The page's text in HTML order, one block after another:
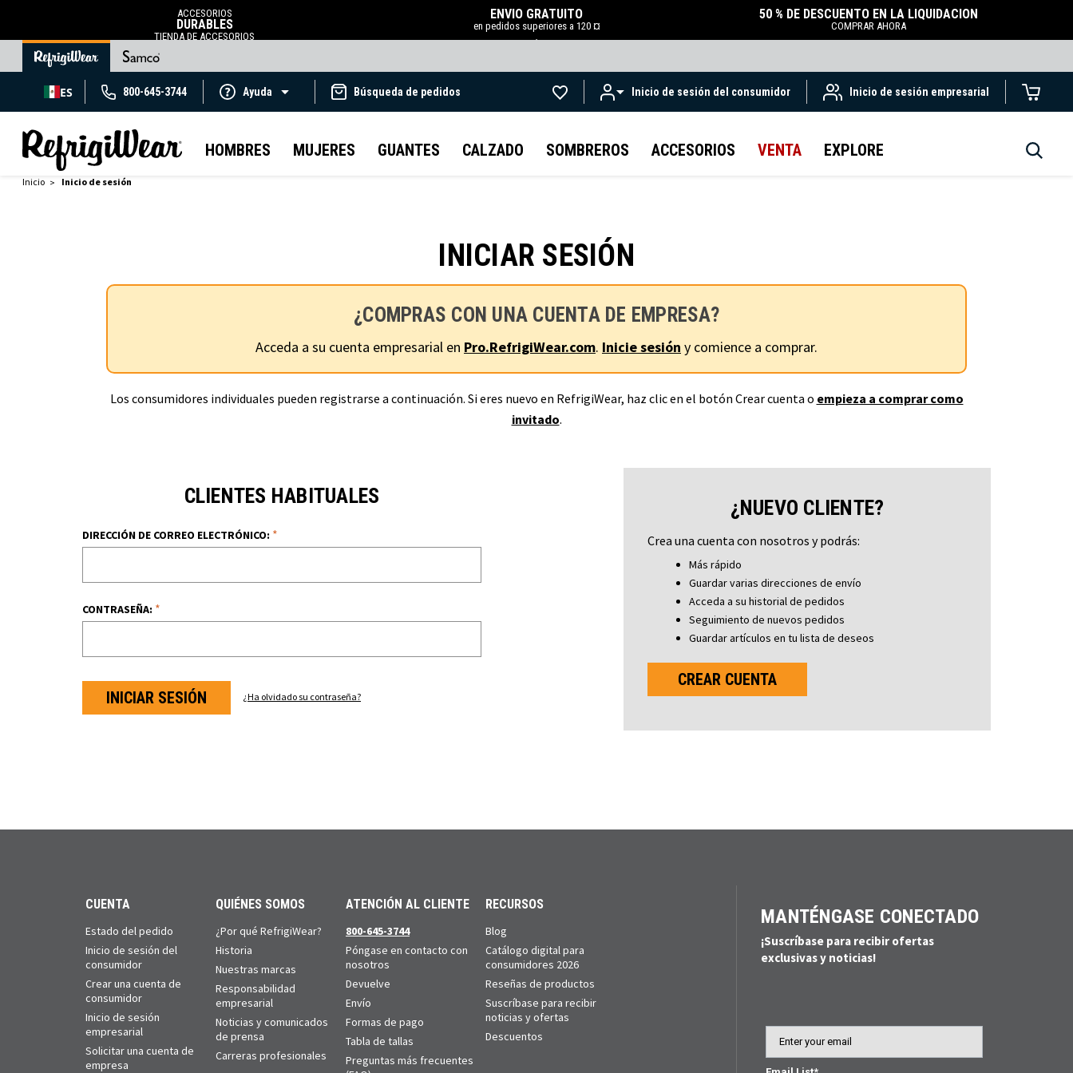
ACCESORIOS
DURABLES
TIENDA DE ACCESORIOS
ENVÍO GRATUITO
en pedidos superiores a 120 ¤
.
50 % DE DESCUENTO EN LA LIQUIDACIÓN
COMPRAR AHORA
ES 800-645-3744 Ayuda Búsqueda de pedidos Inicio de sesión del consumidor Inicio de sesión empresarial
HOMBRES MUJERES GUANTES CALZADO SOMBREROS ACCESORIOS VENTA EXPLORE
Inicio Inicio de sesión
INICIAR SESIÓN
¿COMPRAS CON UNA CUENTA DE EMPRESA?
Acceda a su cuenta empresarial en Pro.RefrigiWear.com. Inicie sesión y comience a comprar.
Los consumidores individuales pueden registrarse a continuación. Si eres nuevo en RefrigiWear, haz clic en el botón Crear cuenta o empieza a comprar como
invitado.
CLIENTES HABITUALES
DIRECCIÓN DE CORREO ELECTRÓNICO: *
CONTRASEÑA: *
¿Ha olvidado su contraseña?
¿NUEVO CLIENTE?
Crea una cuenta con nosotros y podrás:
Más rápido
Guardar varias direcciones de envío
Acceda a su historial de pedidos
Seguimiento de nuevos pedidos
Guardar artículos en tu lista de deseos
CREAR CUENTA
CUENTA
Estado del pedido
Inicio de sesión del
consumidor
Crear una cuenta de
consumidor
Inicio de sesión
empresarial
Solicitar una cuenta de
empresa
QUIÉNES SOMOS
¿Por qué RefrigiWear?
Historia
Nuestras marcas
Responsabilidad
empresarial
Noticias y comunicados
de prensa
Carreras profesionales
ATENCIÓN AL CLIENTE
800-645-3744
Póngase en contacto con
nosotros
Devuelve
Envío
Formas de pago
Tabla de tallas
Preguntas más frecuentes
RECURSOS
Blog
Catálogo digital para
consumidores 2026
Reseñas de productos
Suscríbase para recibir
noticias y ofertas
Descuentos
MANTÉNGASE CONECTADO
¡Suscríbase para recibir ofertas
exclusivas y noticias!